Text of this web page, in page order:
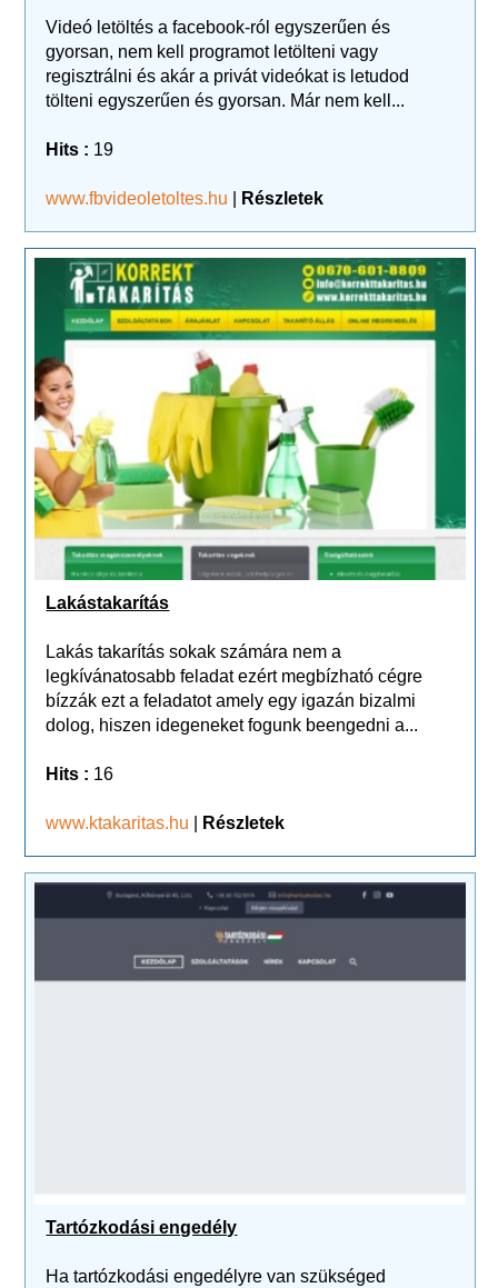
Videó letöltés a facebook-ról egyszerűen és
gyorsan, nem kell programot letölteni vagy
regisztrálni és akár a privát videókat is letudod
tölteni egyszerűen és gyorsan. Már nem kell...
Hits : 19
www.fbvideoletoltes.hu Részletek
Lakástakarítás
Lakás takarítás sokak számára nem a
legkívánatosabb feladat ezért megbízható cégre
bízzák ezt a feladatot amely egy igazán bizalmi
dolog, hiszen idegeneket fogunk beengedni a...
Hits : 16
www.ktakaritas.hu Részletek
Tartózkodási engedély
Ha tartózkodási engedélyre van szükséged